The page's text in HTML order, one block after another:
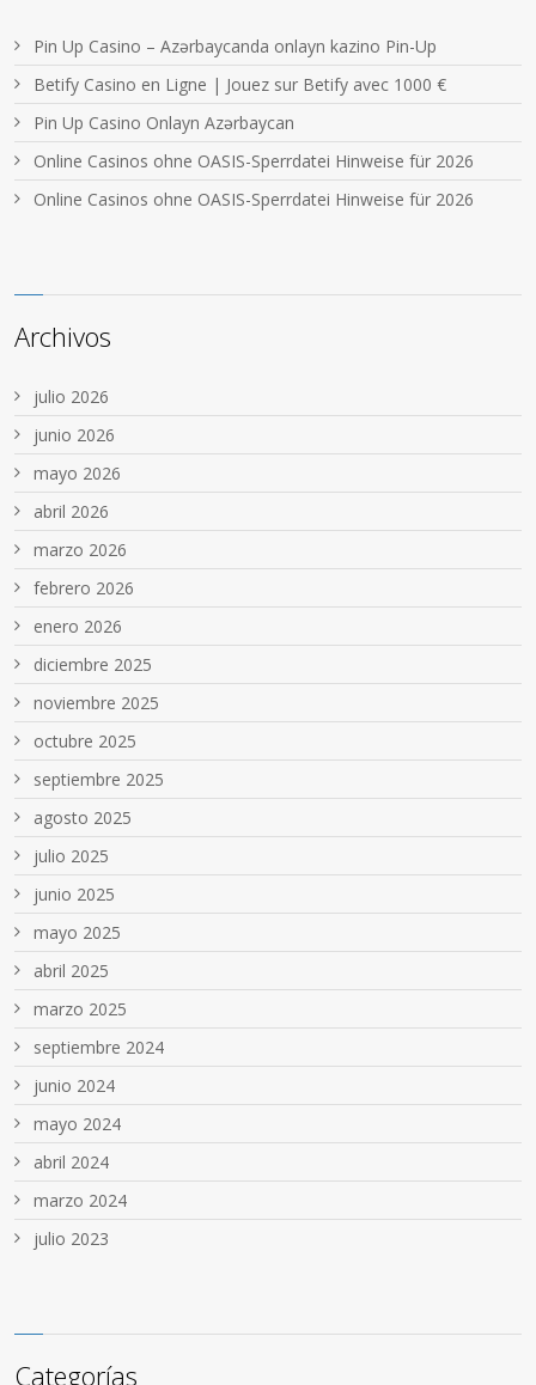
Pin Up Casino – Azərbaycanda onlayn kazino Pin-Up
Betify Casino en Ligne | Jouez sur Betify avec 1000 €
Pin Up Casino Onlayn Azərbaycan
Online Casinos ohne OASIS-Sperrdatei Hinweise für 2026
Online Casinos ohne OASIS-Sperrdatei Hinweise für 2026
Archivos
julio 2026
junio 2026
mayo 2026
abril 2026
marzo 2026
febrero 2026
enero 2026
diciembre 2025
noviembre 2025
octubre 2025
septiembre 2025
agosto 2025
julio 2025
junio 2025
mayo 2025
abril 2025
marzo 2025
septiembre 2024
junio 2024
mayo 2024
abril 2024
marzo 2024
julio 2023
Categorías